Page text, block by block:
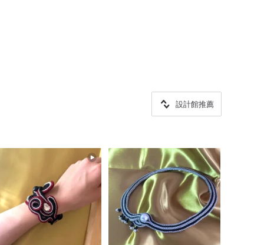
設計館推薦